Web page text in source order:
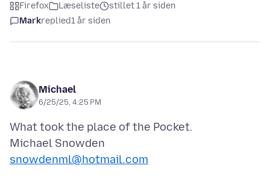
Firefox Læseliste
stillet 1 år siden
Markreplied1 år siden
Michael
6/25/25, 4:25 PM
What took the place of the Pocket.
snowdenml@hotmail.com